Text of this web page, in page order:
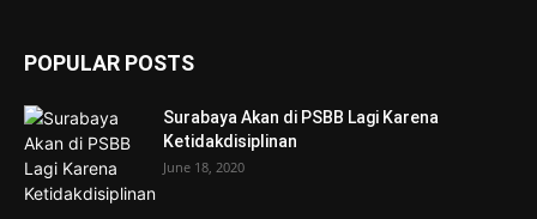
POPULAR POSTS
Surabaya Akan di PSBB Lagi Karena
Ketidakdisiplinan
June 18, 2020